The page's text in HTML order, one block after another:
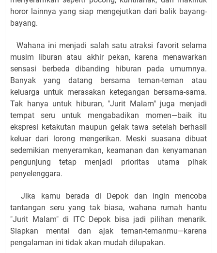
horor lainnya yang siap mengejutkan dari balik bayang-
bayang.
Wahana ini menjadi salah satu atraksi favorit selama
musim liburan atau akhir pekan, karena menawarkan
sensasi berbeda dibanding hiburan pada umumnya.
Banyak yang datang bersama teman-teman atau
keluarga untuk merasakan ketegangan bersama-sama.
Tak hanya untuk hiburan, "Jurit Malam" juga menjadi
tempat seru untuk mengabadikan momen—baik itu
ekspresi ketakutan maupun gelak tawa setelah berhasil
keluar dari lorong mengerikan. Meski suasana dibuat
sedemikian menyeramkan, keamanan dan kenyamanan
pengunjung tetap menjadi prioritas utama pihak
penyelenggara.
Jika kamu berada di Depok dan ingin mencoba
tantangan seru yang tak biasa, wahana rumah hantu
"Jurit Malam" di ITC Depok bisa jadi pilihan menarik.
Siapkan mental dan ajak teman-temanmu—karena
pengalaman ini tidak akan mudah dilupakan.